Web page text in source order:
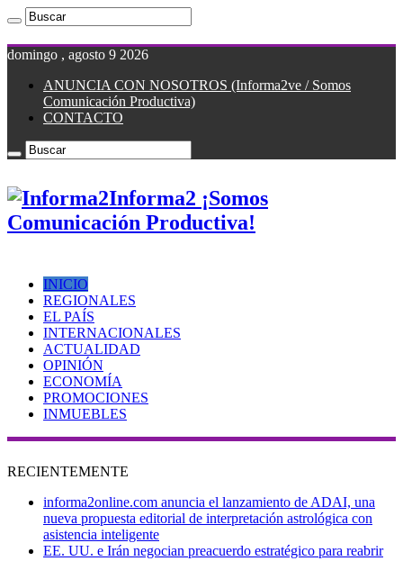
domingo , agosto 9 2026
ANUNCIA CON NOSOTROS (Informa2ve / Somos
Comunicación Productiva)
CONTACTO
Informa2 ¡Somos
Comunicación Productiva!
INICIO
REGIONALES
EL PAÍS
INTERNACIONALES
ACTUALIDAD
OPINIÓN
ECONOMÍA
PROMOCIONES
INMUEBLES
RECIENTEMENTE
informa2online.com anuncia el lanzamiento de ADAI, una
nueva propuesta editorial de interpretación astrológica con
asistencia inteligente
EE. UU. e Irán negocian preacuerdo estratégico para reabrir